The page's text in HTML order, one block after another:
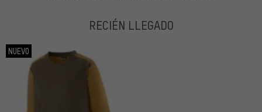
RECIÉN LLEGADO
NUEVO